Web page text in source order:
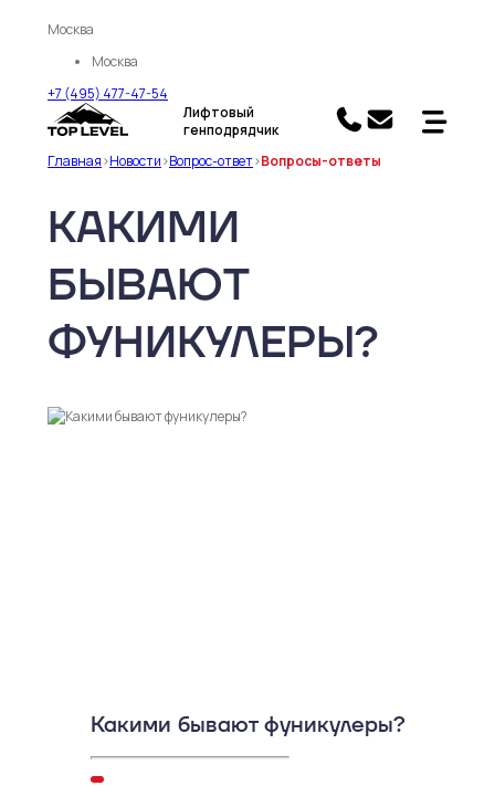
Москва
Москва
+7 (495) 477-47-54
Лифтовый
генподрядчик
Главная>Новости>Вопрос-ответ>Вопросы-ответы
КАКИМИ
БЫВАЮТ
ФУНИКУЛЕРЫ?
Какими бывают фуникулеры?